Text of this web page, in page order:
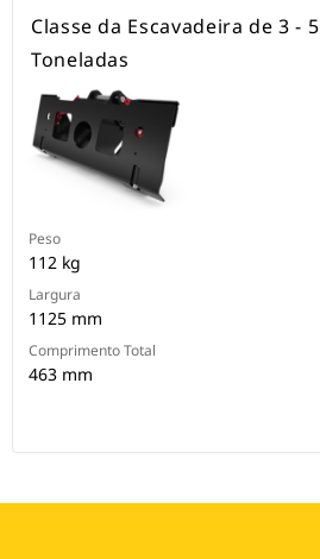
Classe da Escavadeira de 3 - 5
Toneladas
Peso
112 kg
Largura
1125 mm
Comprimento Total
463 mm